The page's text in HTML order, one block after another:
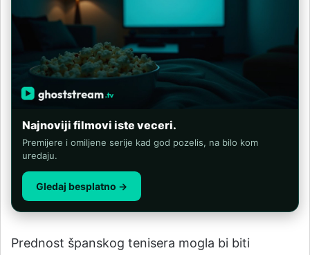
Najnoviji filmovi iste veceri.
Premijere i omiljene serije kad god pozelis, na bilo kom
uredaju.
Gledaj besplatno →
Prednost španskog tenisera mogla bi biti